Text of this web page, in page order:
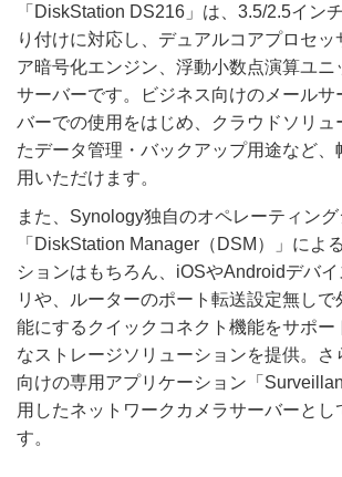
「DiskStation DS216」は、3.5/2.5イン
り付けに対応し、デュアルコアプロセッ
ア暗号化エンジン、浮動小数点演算ユニ
サーバーです。ビジネス向けのメールサ
バーでの使用をはじめ、クラウドソリュ
たデータ管理・バックアップ用途など、
用いただけます。
また、Synology独自のオペレーティング
「DiskStation Manager（DSM）」によ
ションはもちろん、iOSやAndroidデバ
リや、ルーターのポート転送設定無し
能にするクイックコネクト機能をサポー
なストレージソリューションを提供。さ
向けの専用アプリケーション「
用したネットワークカメラサーバーと
す。